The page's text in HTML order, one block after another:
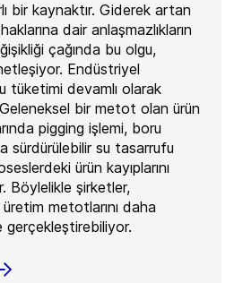
bir kaynaktır. Giderek artan
dair anlaşmazlıkların
çağında bu olgu,
Endüstriyel
tüketimi devamlı olarak
bir metot olan ürün
pigging işlemi, boru
sürdürülebilir su tasarrufu
ürün kayıplarını
Böylelikle şirketler,
metotlarını daha
gerçekleştirebiliyor.